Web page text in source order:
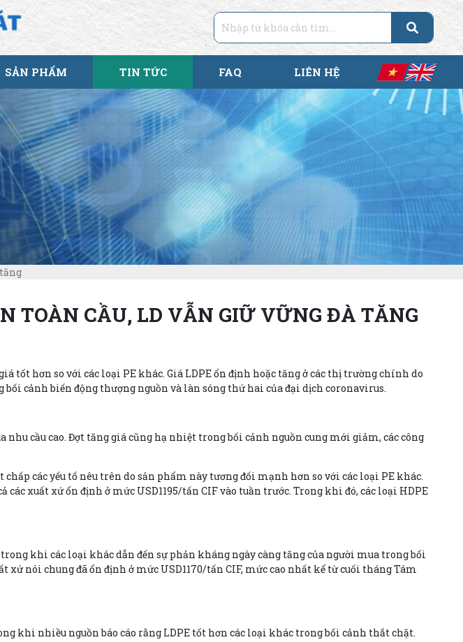
SẢN PHẨM TIN TỨC FAQ LIÊN HỆ
TOÀN CẦU, LD VẪN GIỮ VỮNG ĐÀ TĂNG
tốt hơn so với các loại PE khác. Giá LDPE ổn định hoặc tăng ở các thị trường chính do
cảnh biến động thượng nguồn và làn sóng thứ hai của đại dịch coronavirus.
cầu cao. Đợt tăng giá cũng hạ nhiệt trong bối cảnh nguồn cung mới giảm, các công
các yếu tố nêu trên do sản phẩm này tương đối mạnh hơn so với các loại PE khác.
xuất xứ ổn định ở mức USD1195/tấn CIF vào tuần trước. Trong khi đó, các loại HDPE
khi các loại khác dẫn đến sự phản kháng ngày càng tăng của người mua trong bối
nói chung đã ổn định ở mức USD1170/tấn CIF, mức cao nhất kể từ cuối tháng Tám
khi nhiều nguồn báo cáo rằng LDPE tốt hơn các loại khác trong bối cảnh thắt chặt.